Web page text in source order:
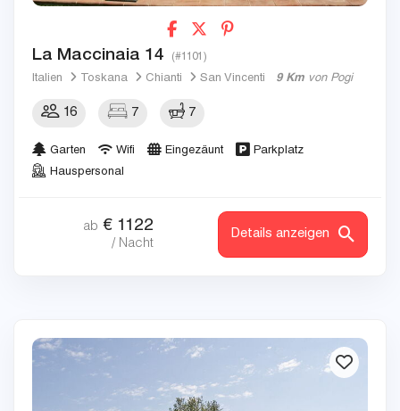
La Maccinaia 14 (#1101)
Italien Toskana Chianti San Vincenti 9 Km von Pogi
16 7 7
Garten Wifi Eingezäunt
Parkplatz
Hauspersonal
ab € 1122
/ Nacht
Details anzeigen